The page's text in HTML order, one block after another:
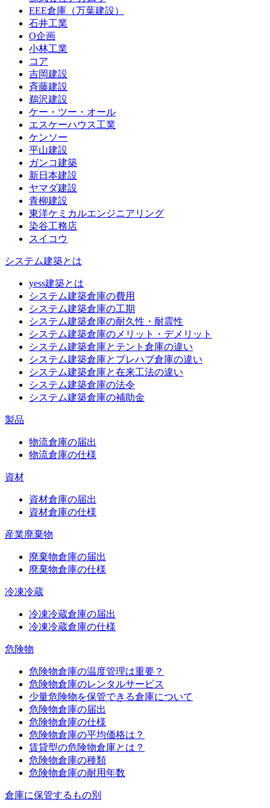
EEE倉庫（万葉建設）
石井工業
O企画
小林工業
コア
吉岡建設
斉藤建設
鵜沢建設
ケー・ツー・オール
エスケーハウス工業
ケンソー
平山建設
ガンコ建築
新日本建設
ヤマダ建設
青柳建設
東洋ケミカルエンジニアリング
染谷工務店
スイコウ
システム建築とは
yess建築とは
システム建築倉庫の費用
システム建築倉庫の工期
システム建築倉庫の耐久性・耐震性
システム建築倉庫のメリット・デメリット
システム建築倉庫とテント倉庫の違い
システム建築倉庫とプレハブ倉庫の違い
システム建築倉庫と在来工法の違い
システム建築倉庫の法令
システム建築倉庫の補助金
製品
物流倉庫の届出
物流倉庫の仕様
資材
資材倉庫の届出
資材倉庫の仕様
産業廃棄物
廃棄物倉庫の届出
廃棄物倉庫の仕様
冷凍冷蔵
冷凍冷蔵倉庫の届出
冷凍冷蔵倉庫の仕様
危険物
危険物倉庫の温度管理は重要？
危険物倉庫のレンタルサービス
少量危険物を保管できる倉庫について
危険物倉庫の届出
危険物倉庫の仕様
危険物倉庫の平均価格は？
賃貸型の危険物倉庫とは？
危険物倉庫の種類
危険物倉庫の耐用年数
倉庫に保管するもの別